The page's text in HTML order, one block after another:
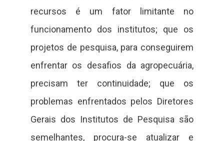
recursos é um fator limitante no
funcionamento dos institutos; que os
projetos de pesquisa, para conseguirem
enfrentar os desafios da agropecuária,
precisam ter continuidade; que os
problemas enfrentados pelos Diretores
Gerais dos Institutos de Pesquisa são
semelhantes, procura-se atualizar e